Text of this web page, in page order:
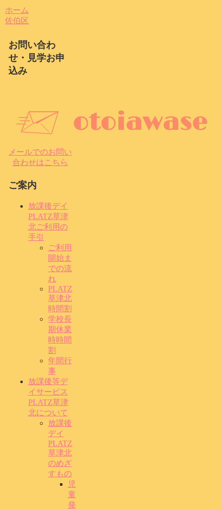
ホーム
佐伯区
お問い合わ
せ・見学お申
込み
メールでのお問い
合わせはこちら
ご案内
放課後デイ
PLATZ草津
北ご利用の
手引
ご利用
開始ま
での流
れ
PLATZ
草津北
時間割
学校長
期休業
時時間
割
年間行
事
放課後等デ
イサービス
PLATZ草津
北について
放課後
デイ
PLATZ
草津北
のめざ
すもの
児
童
発